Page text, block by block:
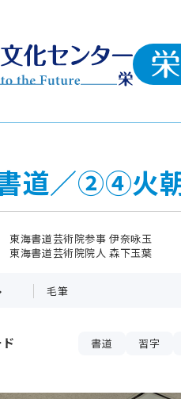
道／②④火
東海書道芸術院参事 伊奈咏玉
東海書道芸術院院人 森下玉葉
毛筆
書道 習字